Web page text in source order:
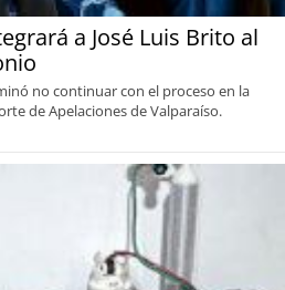
a José Luis Brito al
no continuar con el proceso en la
de Apelaciones de Valparaíso.